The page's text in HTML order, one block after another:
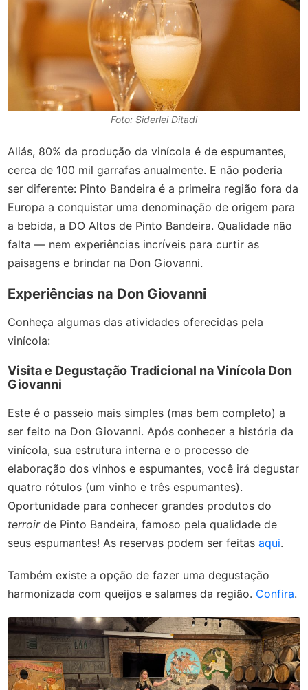
Foto: Siderlei Ditadi
Aliás, 80% da produção da vinícola é de espumantes,
cerca de 100 mil garrafas anualmente. E não poderia
ser diferente: Pinto Bandeira é a primeira região fora da
Europa a conquistar uma denominação de origem para
a bebida, a DO Altos de Pinto Bandeira. Qualidade não
falta — nem experiências incríveis para curtir as
paisagens e brindar na Don Giovanni.
Experiências na Don Giovanni
Conheça algumas das atividades oferecidas pela
vinícola:
Visita e Degustação Tradicional na Vinícola Don
Giovanni
Este é o passeio mais simples (mas bem completo) a
ser feito na Don Giovanni. Após conhecer a história da
vinícola, sua estrutura interna e o processo de
elaboração dos vinhos e espumantes, você irá degustar
quatro rótulos (um vinho e três espumantes).
Oportunidade para conhecer grandes produtos do
terroirde Pinto Bandeira, famoso pela qualidade de
seus espumantes! As reservas podem ser feitasaqui.
Também existe a opção de fazer uma degustação
harmonizada com queijos e salames da região. Confira.